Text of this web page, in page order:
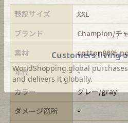
表記サイズ
XXL
ブランド
Champion/チ
素材
年代
-
カラー
グレー/gray
ダメージ箇所
-